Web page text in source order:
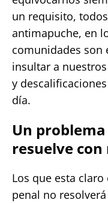
un requisito,
antimapuche, en
comunidades son
insultar a
y
día.
Un
resuelve
Los que esta
penal no